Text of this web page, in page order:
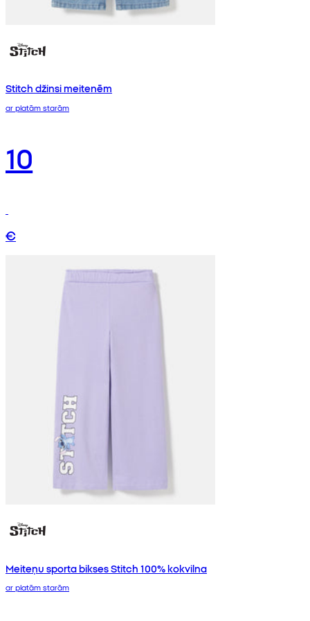
Stitch džinsi meitenēm
ar platām starām
10
€
Meiteņu sporta bikses Stitch 100% kokvilna
ar platām starām